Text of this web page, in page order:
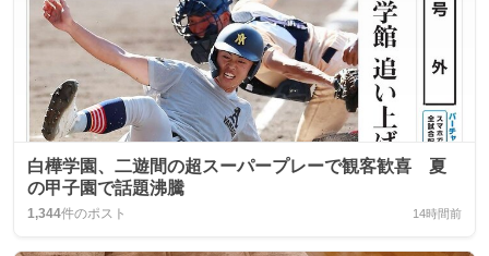
白樺学園、二遊間の超スーパープレーで観客歓喜 夏
の甲子園で話題沸騰
1,344件のポスト 14時間前